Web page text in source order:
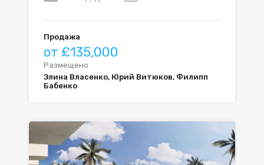
Продажа
от £135,000
Размещено
Элина Власенко, Юрий Витюков, Филипп
Бабенко